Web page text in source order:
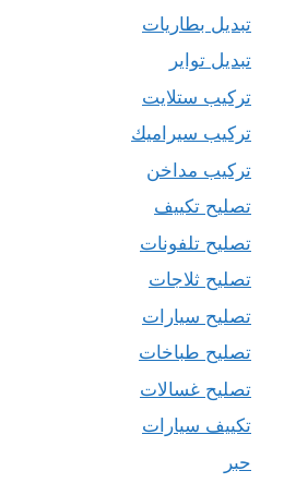
تبديل بطاريات
تبديل تواير
تركيب ستلايت
تركيب سيراميك
تركيب مداخن
تصليح تكييف
تصليح تلفونات
تصليح ثلاجات
تصليح سيارات
تصليح طباخات
تصليح غسالات
تكييف سيارات
حبر